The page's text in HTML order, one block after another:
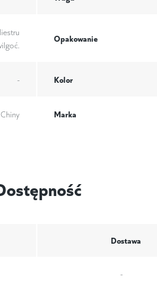
Opakowanie
- Kolor
Chiny Marka
Dostawa
-